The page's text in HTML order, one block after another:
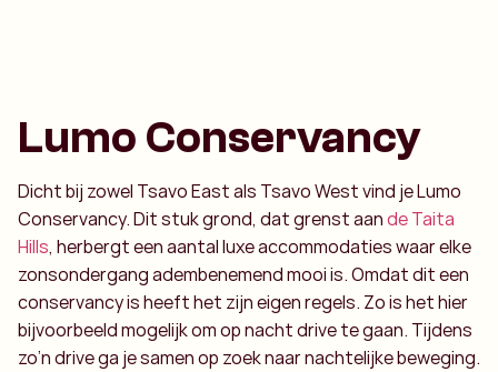
Lumo Conservancy
Dicht bij zowel Tsavo East als Tsavo West vind je Lumo
Conservancy. Dit stuk grond, dat grenst aande Taita
Hills, herbergt een aantal luxe accommodaties waar elke
zonsondergang adembenemend mooi is. Omdat dit een
conservancy is heeft het zijn eigen regels. Zo is het hier
bijvoorbeeld mogelijk om op nacht drive te gaan. Tijdens
zo’n drive ga je samen op zoek naar nachtelijke beweging.